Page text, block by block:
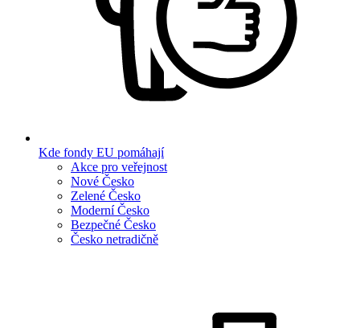
Kde fondy EU pomáhají
Akce pro veřejnost
Nové Česko
Zelené Česko
Moderní Česko
Bezpečné Česko
Česko netradičně